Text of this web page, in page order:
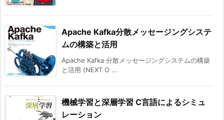
Apache Kafka分散メッセージングシステ
ムの構築と活用
Apache Kafka 分散メッセージングシステムの構築
と活用 (NEXT O ...
機械学習と深層学習 C言語によるシミュ
レーション